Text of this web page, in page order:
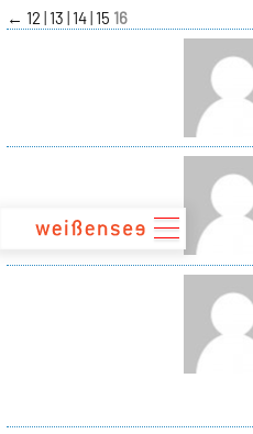
zum
Inhalt
← 12 13 14 15 16